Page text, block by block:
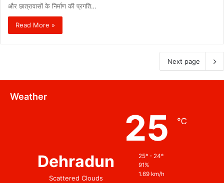
और छात्रावासों के निर्माण की प्रगति…
Read More »
Next page
Weather
Dehradun
Scattered Clouds
25 ℃
25º - 24º
91%
1.69 km/h